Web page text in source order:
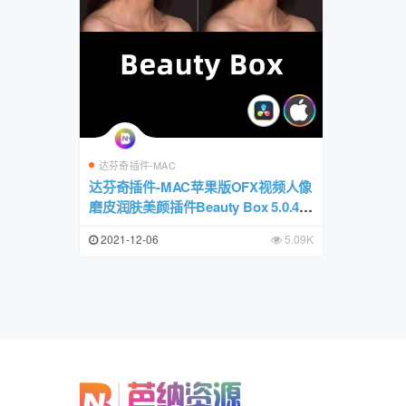
达芬奇插件-MAC
达芬奇插件-MAC苹果版OFX视频人像
磨皮润肤美颜插件Beauty Box 5.0.4一
2021-12-06 5.09K